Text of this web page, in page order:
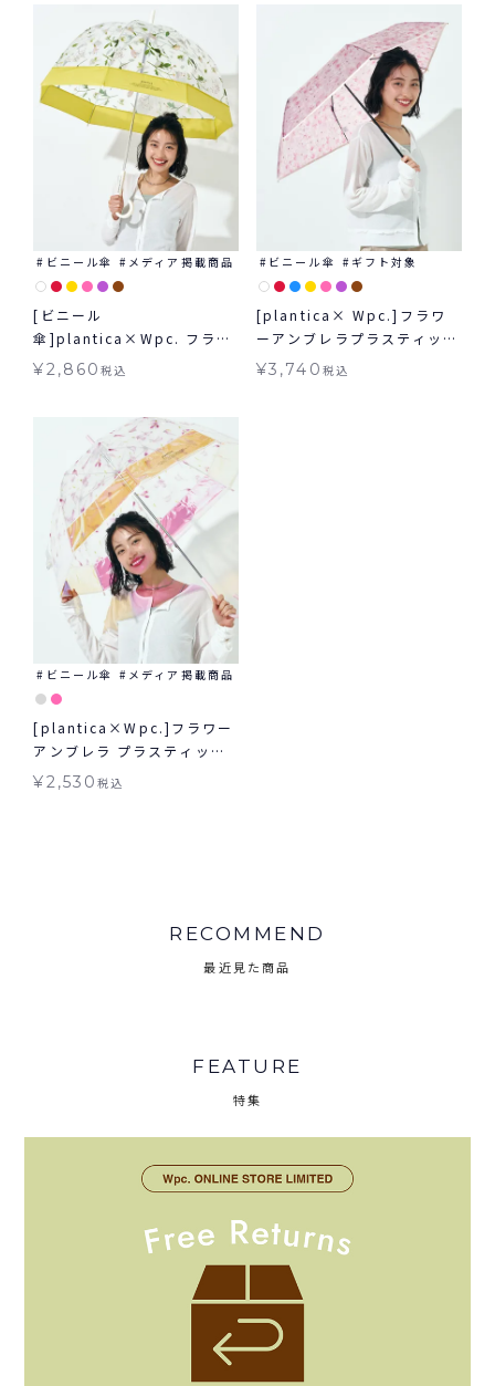
ビニール傘 メディア掲載商品
[ビニール
傘]plantica×Wpc. フラワ
ーアンブレラプラスティック
¥2,860税込
ビニール傘 ギフト対象
[plantica× Wpc.]フラワ
ーアンブレラプラスティック
ミニ Wpc. ビニール傘 折り
¥3,740 税込
ビニール傘 メディア掲載商品
[plantica×Wpc.]フラワー
アンブレラ プラスティック
シャイニー shiny plastic
¥2,530税込
RECOMMEND
最近見た商品
FEATURE
特集